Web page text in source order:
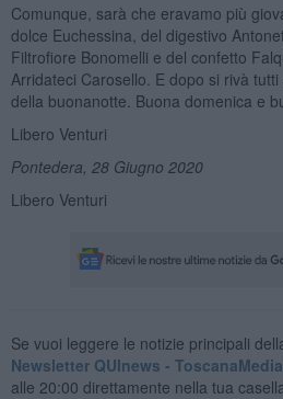
Comunque, sarà che eravamo più
dolce Euchessina, del digestivo
Filtrofiore Bonomelli e del confetto
Arridateci Carosello. E dopo si rivà
della buonanotte. Buona domenica e
Libero Venturi
Pontedera, 28 Giugno 2020
Libero Venturi
Se vuoi leggere le notizie principali
Newsletter QUInews -
alle 20:00 direttamente nella tua